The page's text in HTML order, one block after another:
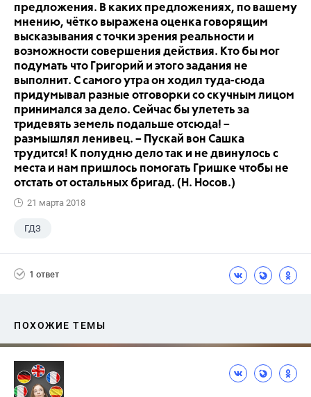
предложения. В каких предложениях, по вашему
мнению, чётко выражена оценка говорящим
высказывания с точки зрения реальности и
возможности совершения действия. Кто бы мог
подумать что Григорий и этого задания не
выполнит. С самого утра он ходил туда-сюда
придумывал разные отговорки со скучным лицом
принимался за дело. Сейчас бы улететь за
тридевять земель подальше отсюда! –
размышлял ленивец. – Пускай вон Сашка
трудится! К полудню дело так и не двинулось с
места и нам пришлось помогать Гришке чтобы не
отстать от остальных бригад. (Н. Носов.)
21 марта 2018
ГДЗ
1 ответ
ПОХОЖИЕ ТЕМЫ